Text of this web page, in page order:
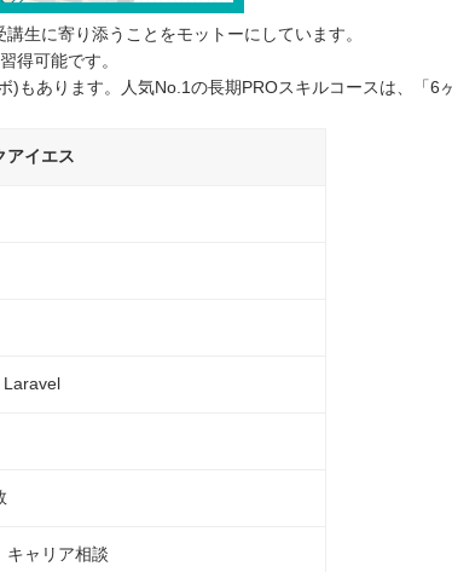
生に寄り添うことをモットーにしています。
得可能です。
もあります。人気No.1の長期PROスキルコースは、「6
アイエス
キャリア相談